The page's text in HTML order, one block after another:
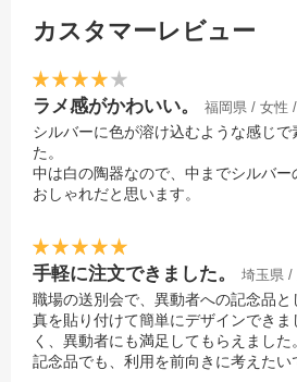
カスタマーレビュー
ラメ感がかわいい。 福岡県 / 女性
シルバーに色が溶け込むような感じで
た。
中は白の陶器なので、中までシルバー
おしゃれだと思います。
手軽に注文できました。 埼玉県 /
職場の送別会で、異動者への記念品
真を貼り付けて簡単にデザインできま
く、異動者にも満足してもらえまし
記念品でも、利用を前向きに考えたい